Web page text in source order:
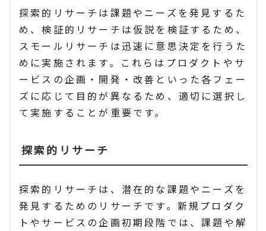
探索的リサーチは課題やニーズを発見するた
め、検証的リサーチは仮説を検証するため、
スモールリサーチは迅速に意思決定を行うた
めに実施されます。これらはプロダクトやサ
ービスの企画・開発・改善といった各フェー
ズに応じて目的が異なるため、適切に選択し
て実施することが重要です。
探索的リサーチ
探索的リサーチは、潜在的な課題やニーズを
発見するためのリサーチです。新規プロダク
トやサービスの企画初期段階では、課題や解